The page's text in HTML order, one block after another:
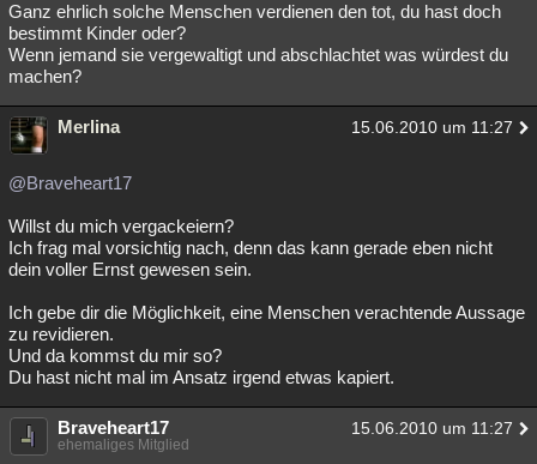
Ganz ehrlich solche Menschen verdienen den tot, du hast doch
bestimmt Kinder oder?
Wenn jemand sie vergewaltigt und abschlachtet was würdest du
machen?
Merlina 15.06.2010 um 11:27
@Braveheart17
Willst du mich vergackeiern?
Ich frag mal vorsichtig nach, denn das kann gerade eben nicht
dein voller Ernst gewesen sein.
Ich gebe dir die Möglichkeit, eine Menschen verachtende Aussage
zu revidieren.
Und da kommst du mir so?
Du hast nicht mal im Ansatz irgend etwas kapiert.
Braveheart17 15.06.2010 um 11:27
ehemaliges Mitglied